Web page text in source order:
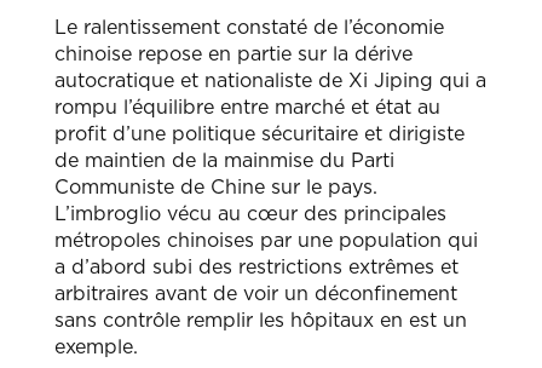
Le ralentissement constaté de l’économie
chinoise repose en partie sur la dérive
autocratique et nationaliste de Xi Jiping qui a
rompu l’équilibre entre marché et état au
profit d’une politique sécuritaire et dirigiste
de maintien de la mainmise du Parti
Communiste de Chine sur le pays.
L’imbroglio vécu au cœur des principales
métropoles chinoises par une population qui
a d’abord subi des restrictions extrêmes et
arbitraires avant de voir un déconfinement
sans contrôle remplir les hôpitaux en est un
exemple.